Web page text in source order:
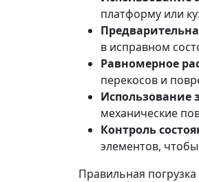
платформу или
в исправном
Равномерное
перекосов и
Использование
механические
Контроль
элементов,
Правильная